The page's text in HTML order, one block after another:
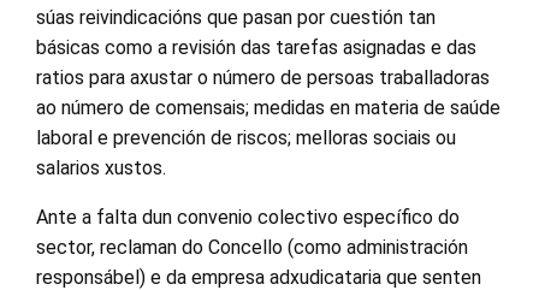
súas reivindicacións que pasan por cuestión tan
básicas como a revisión das tarefas asignadas e das
ratios para axustar o número de persoas traballadoras
ao número de comensais; medidas en materia de saúde
laboral e prevención de riscos; melloras sociais ou
salarios xustos.
Ante a falta dun convenio colectivo específico do
sector, reclaman do Concello (como administración
responsábel) e da empresa adxudicataria que senten